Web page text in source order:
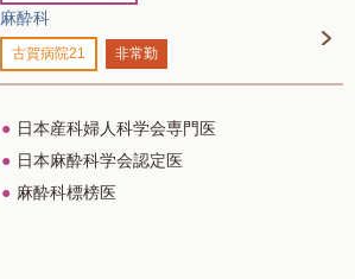
麻酔科
古賀病院21 非常勤
日本産科婦人科学会専門医
日本麻酔科学会認定医
麻酔科標榜医